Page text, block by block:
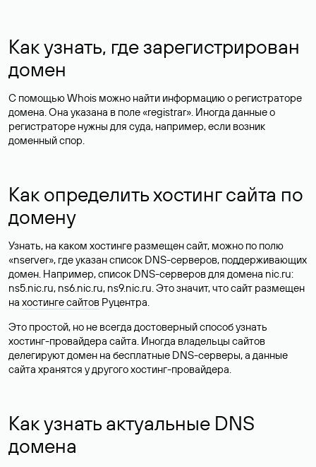
Как узнать, где зарегистрирован
домен
С помощью Whois можно найти информацию о регистраторе
домена. Она указана в поле «registrar». Иногда данные о
регистраторе нужны для суда, например, если возник
доменный спор.
Как определить хостинг сайта по
домену
Узнать, на каком хостинге размещен сайт, можно по полю
«nserver», где указан список DNS-серверов, поддерживающих
домен. Например, список DNS-серверов для домена nic.ru:
ns5.nic.ru, ns6.nic.ru, ns9.nic.ru. Это значит, что сайт размещен
на хостинге сайтов Руцентра.
Это простой, но не всегда достоверный способ узнать
хостинг-провайдера сайта. Иногда владельцы сайтов
делегируют домен на бесплатные DNS-серверы, а данные
сайта хранятся у другого хостинг-провайдера.
Как узнать актуальные DNS
домена